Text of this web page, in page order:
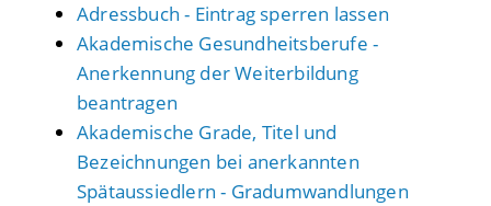
Adressbuch - Eintrag sperren lassen
Akademische Gesundheitsberufe -
Anerkennung der Weiterbildung
beantragen
Akademische Grade, Titel und
Bezeichnungen bei anerkannten
Spätaussiedlern - Gradumwandlungen